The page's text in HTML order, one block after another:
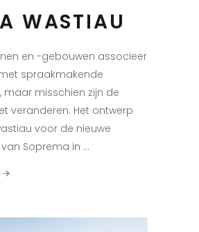
WASTIAU
en -gebouwen associeer
spraakmakende
maar misschien zijn de
veranderen. Het ontwerp
voor de nieuwe
Soprema in